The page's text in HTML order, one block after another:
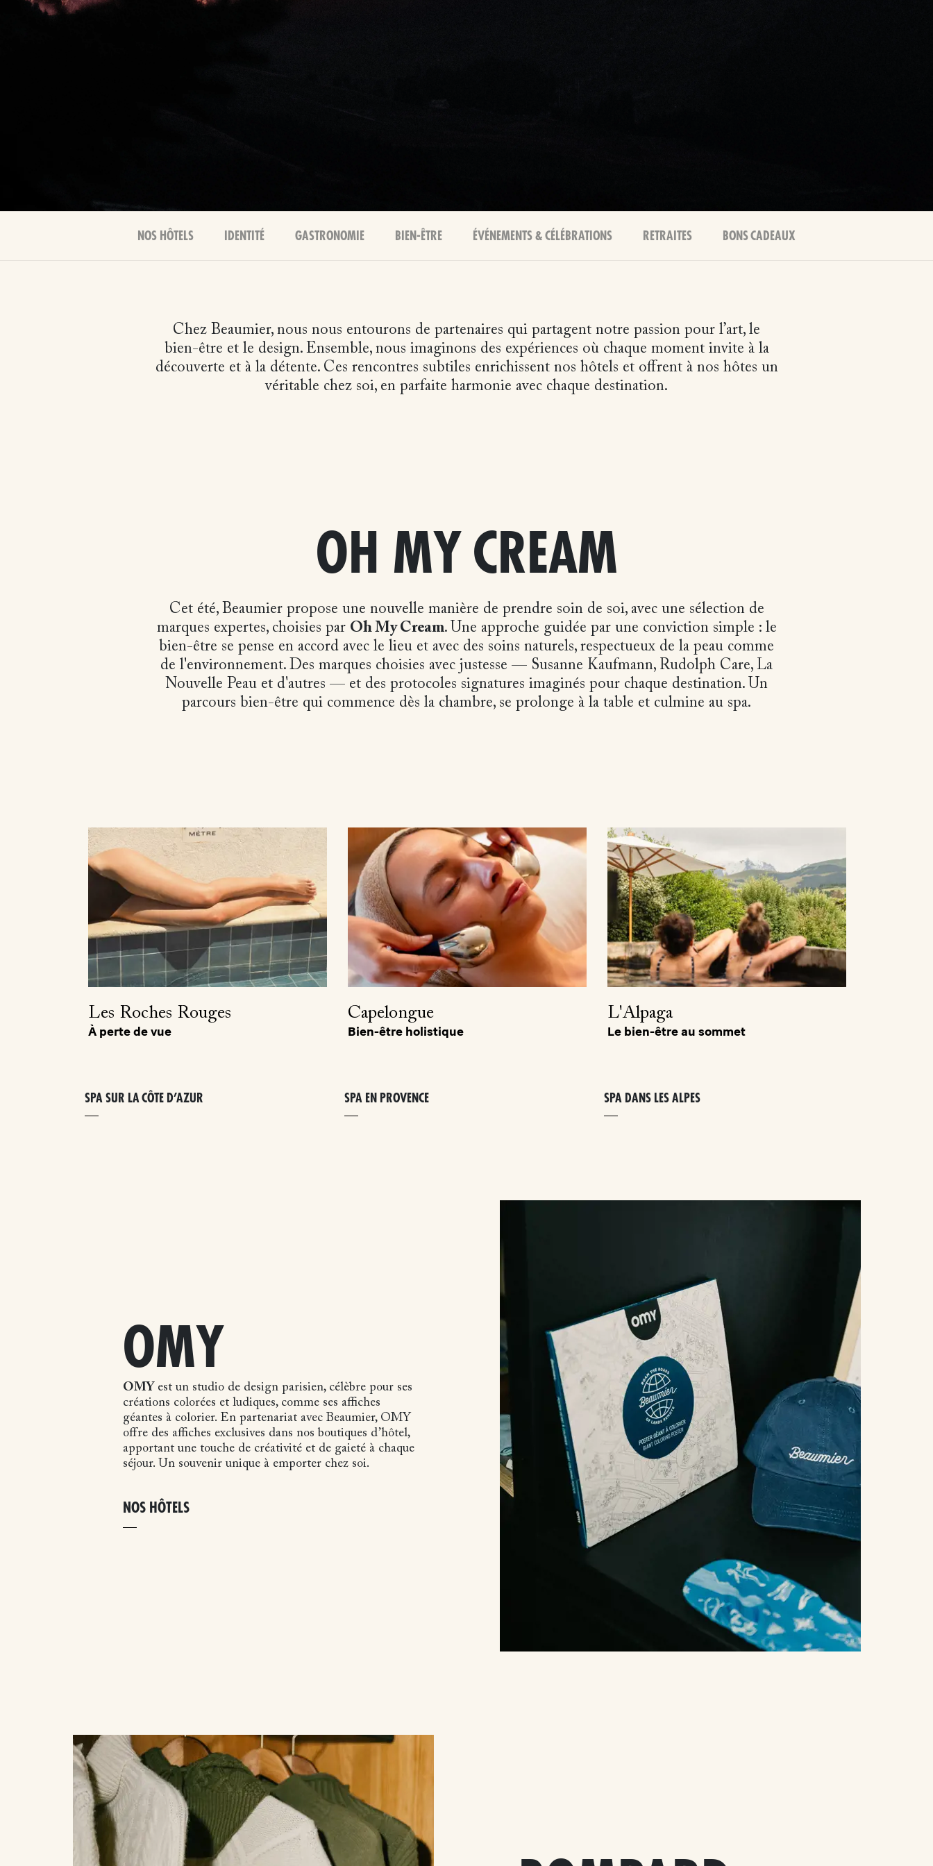
NOS HÔTELS IDENTITÉ GASTRONOMIE BIEN-ÊTRE ÉVÉNEMENTS & CÉLÉBRATIONS RETRAITES BONS CADEAUX
Chez Beaumier, nous nous entourons de partenaires qui partagent notre passion pour l’art, le
bien-être et le design. Ensemble, nous imaginons des expériences où chaque moment invite à la
découverte et à la détente. Ces rencontres subtiles enrichissent nos hôtels et offrent à nos hôtes un
véritable chez soi, en parfaite harmonie avec chaque destination.
OH MY CREAM
Cet été, Beaumier propose une nouvelle manière de prendre soin de soi, avec une sélection de
marques expertes, choisies par Oh My Cream. Une approche guidée par une conviction simple : le
bien-être se pense en accord avec le lieu et avec des soins naturels, respectueux de la peau comme
de l'environnement. Des marques choisies avec justesse — Susanne Kaufmann, Rudolph Care, La
Nouvelle Peau et d'autres — et des protocoles signatures imaginés pour chaque destination. Un
parcours bien-être qui commence dès la chambre, se prolonge à la table et culmine au spa.
Les Roches Rouges
À perte de vue
SPA SUR LA CÔTE D’AZUR
Capelongue
Bien-être holistique
SPA EN PROVENCE
L'Alpaga
Le bien-être au sommet
SPA DANS LES ALPES
OMY
OMY est un studio de design parisien, célèbre pour ses
créations colorées et ludiques, comme ses affiches
géantes à colorier. En partenariat avec Beaumier, OMY
offre des affiches exclusives dans nos boutiques d’hôtel,
apportant une touche de créativité et de gaieté à chaque
séjour. Un souvenir unique à emporter chez soi.
NOS HÔTELS